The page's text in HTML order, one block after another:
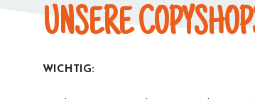
UNSERE
WICHTIG: